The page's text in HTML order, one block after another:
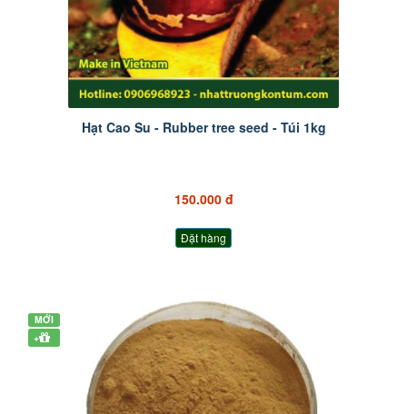
Hạt Cao Su - Rubber tree seed - Túi 1kg
150.000 đ
Đặt hàng
MỚI
+